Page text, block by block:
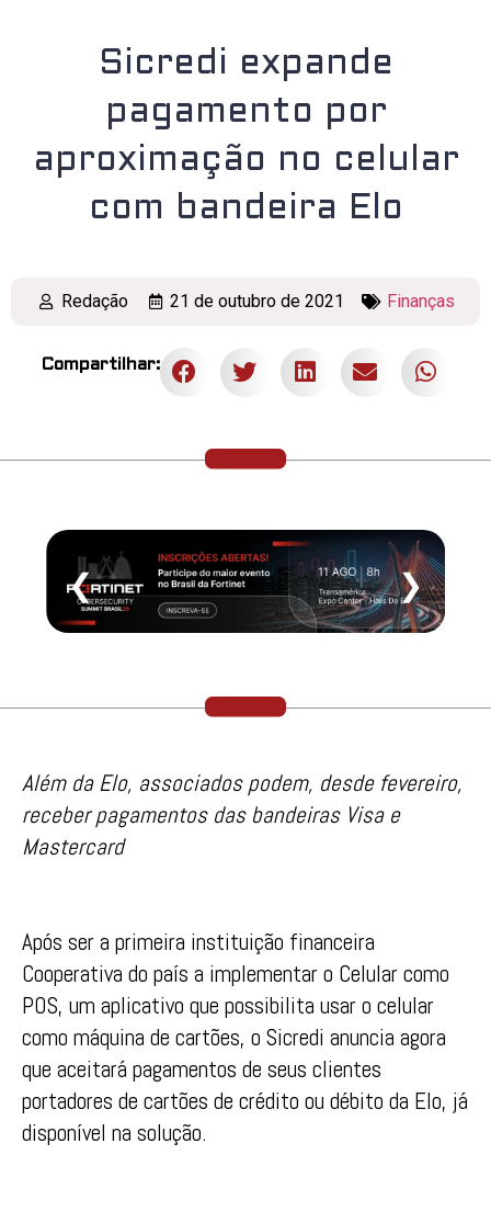
Sicredi expande
pagamento por
aproximação no celular
com bandeira Elo
Redação 21 de outubro de 2021 Finanças
Compartilhar:
❮ ❯
Além da Elo, associados podem, desde fevereiro,
receber pagamentos das bandeiras Visa e
Mastercard
Após ser a primeira instituição financeira
Cooperativa do país a implementar o Celular como
POS, um aplicativo que possibilita usar o celular
como máquina de cartões, o Sicredi anuncia agora
que aceitará pagamentos de seus clientes
portadores de cartões de crédito ou débito da Elo, já
disponível na solução.